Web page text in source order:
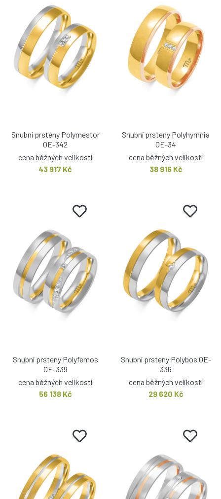
Snubní prsteny Polymestor
OE-342
cena běžných velikostí
43 917 Kč
Snubní prsteny Polyhymnia
OE-34
cena běžných velikostí
38 916 Kč
Snubní prsteny Polyfemos
OE-339
cena běžných velikostí
56 138 Kč
Snubní prsteny Polybos OE-
336
cena běžných velikostí
29 620 Kč